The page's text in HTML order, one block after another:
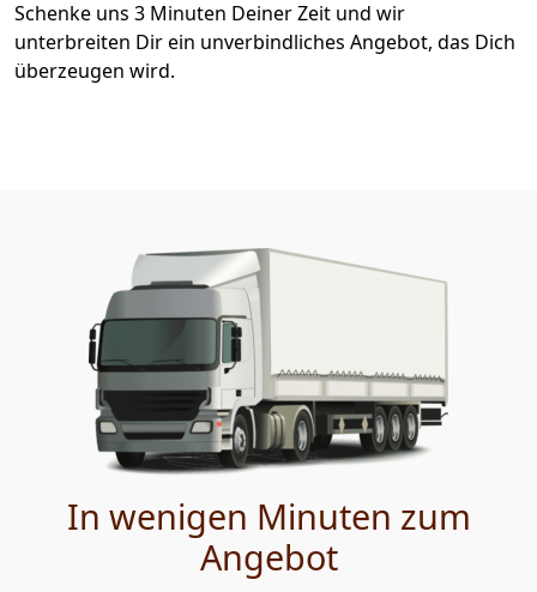
Schenke uns 3 Minuten Deiner Zeit und wir
unterbreiten Dir ein unverbindliches Angebot, das Dich
überzeugen wird.
In wenigen Minuten zum
Angebot